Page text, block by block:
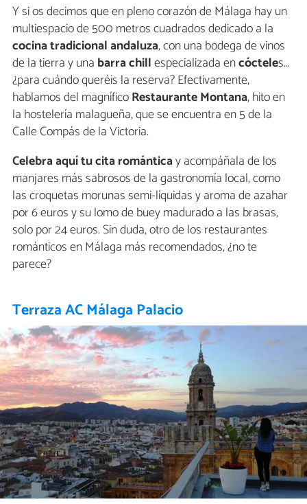
Y si os decimos que en pleno corazón de Málaga hay un
multiespacio de 500 metros cuadrados dedicado a la
cocina tradicional andaluza, con una bodega de vinos
de la tierra y una barra chillespecializada encócteles…
¿para cuándo queréis la reserva? Efectivamente,
hablamos del magníficoRestaurante Montana, hito en
la hostelería malagueña, que se encuentra en 5 de la
Calle Compás de la Victoria.
Celebra aquí tu cita románticay acompáñala de los
manjares más sabrosos de la gastronomía local, como
las croquetas morunas semi-líquidas y aroma de azahar
por 6 euros y su lomo de buey madurado a las brasas,
solo por 24 euros. Sin duda, otro de los restaurantes
románticos en Málaga más recomendados, ¿no te
parece?
Terraza AC Málaga Palacio